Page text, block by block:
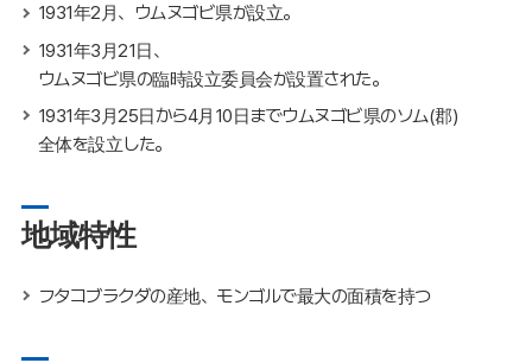
1931年2月、ウムヌゴビ県が設立。
1931年3月21日、
ウムヌゴビ県の臨時設立委員会が設置された。
1931年3月25日から4月10日までウムヌゴビ県のソム(郡)
全体を設立した。
地域特性
フタコブラクダの産地、モンゴルで最大の面積を持つ